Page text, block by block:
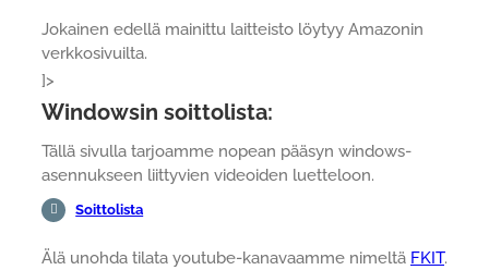
Jokainen edellä mainittu laitteisto löytyy Amazonin
verkkosivuilta.
]>
Windowsin soittolista:
Tällä sivulla tarjoamme nopean pääsyn windows-
asennukseen liittyvien videoiden luetteloon.
Soittolista
Älä unohda tilata youtube-kanavaamme nimeltä FKIT.